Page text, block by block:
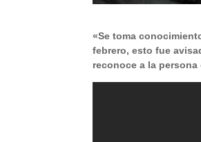
«Se toma
febrero, esto fue
reconoce a la